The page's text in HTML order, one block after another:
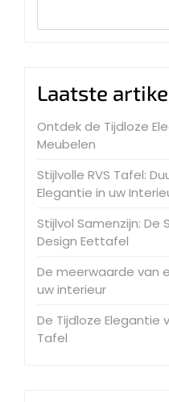
Laatste
Ontdek de Tijdloze
Meubelen
Stijlvolle RVS Tafel:
Elegantie in uw
Stijlvol Samenzijn: De
Design Eettafel
De meerwaarde van
uw interieur
De Tijdloze Elegantie
Tafel